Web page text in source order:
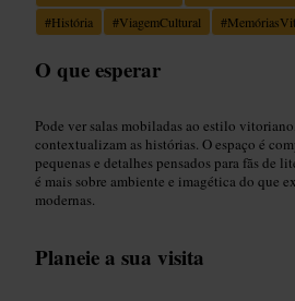
#História #ViagemCultural #
O que esperar
Pode ver salas mobiladas ao estilo
contextualizam as histórias. O espaço é
pequenas e detalhes pensados para fãs de
é mais sobre ambiente e imagética do que
modernas.
Planeie a sua visita